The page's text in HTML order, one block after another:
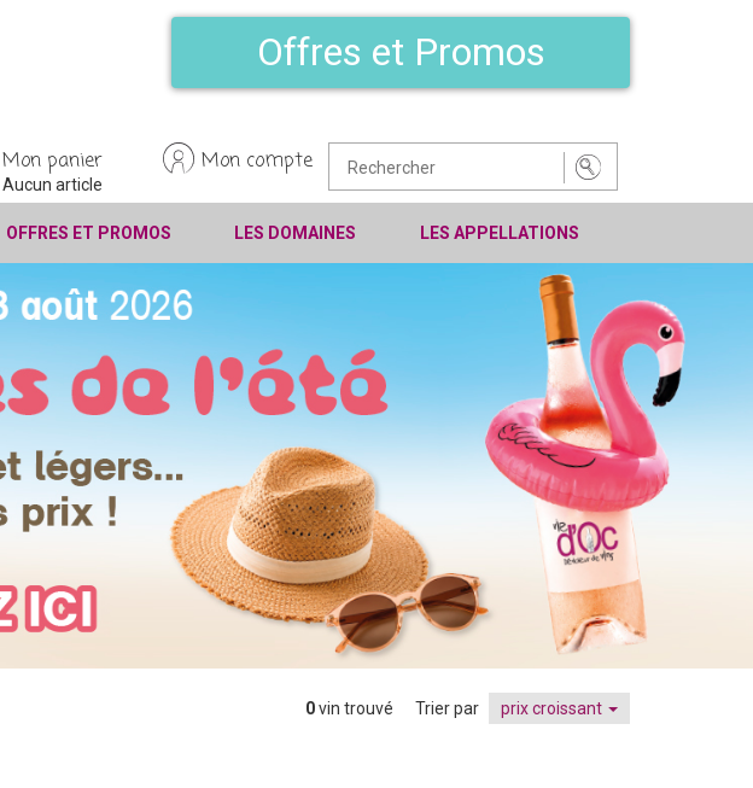
Offres et Promos
Mon panier
Aucun article
Mon compte
OFFRES ET PROMOS LES DOMAINES LES APPELLATIONS
0vin trouvé Trier par prix croissant